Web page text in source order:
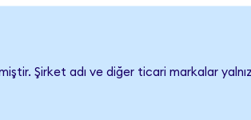
Şirket adı ve diğer ticari markalar